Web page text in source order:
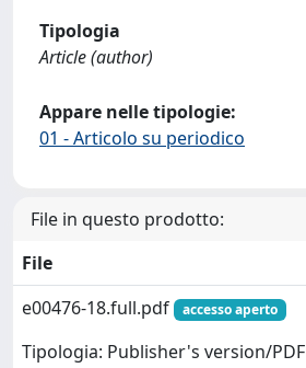
Tipologia
Article (author)
Appare nelle tipologie:
01 - Articolo su periodico
File in questo prodotto:
File
e00476-18.full.pdf
accesso aperto
Tipologia: Publisher's version/PDF